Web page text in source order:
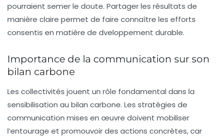
pourraient semer le doute. Partager les résultats de
manière claire permet de faire connaître les efforts
consentis en matière de dveloppement durable.
Importance de la communication sur son
bilan carbone
Les collectivités jouent un rôle fondamental dans la
sensibilisation au bilan carbone. Les stratégies de
communication mises en œuvre doivent mobiliser
l’entourage et promouvoir des actions concrètes, car